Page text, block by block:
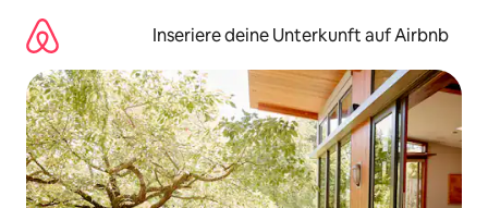
Inhalten
springen
Inseriere deine Unterkunft auf Airbnb